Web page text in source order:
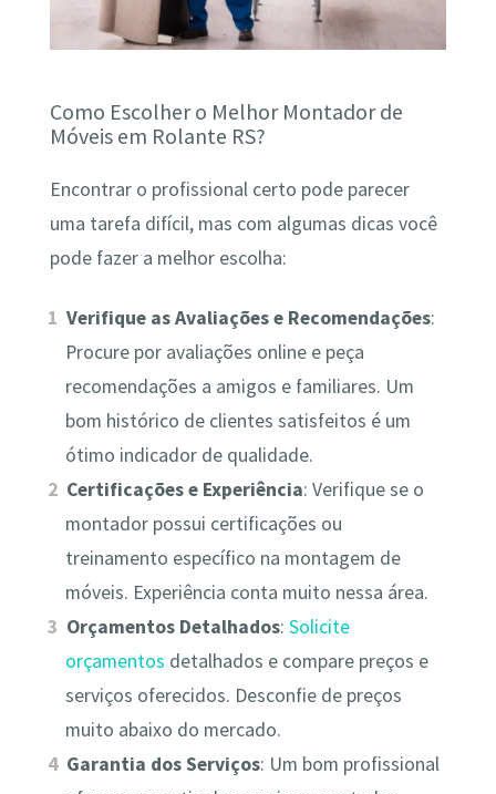
Como Escolher o Melhor Montador de
Móveis em Rolante RS?
Encontrar o profissional certo pode parecer
uma tarefa difícil, mas com algumas dicas você
pode fazer a melhor escolha:
Verifique as Avaliações e Recomendações:
Procure por avaliações online e peça
recomendações a amigos e familiares. Um
bom histórico de clientes satisfeitos é um
ótimo indicador de qualidade.
Certificações e Experiência: Verifique se o
montador possui certificações ou
treinamento específico na montagem de
móveis. Experiência conta muito nessa área.
Orçamentos Detalhados:Solicite
orçamentos detalhados e compare preços e
serviços oferecidos. Desconfie de preços
muito abaixo do mercado.
Garantia dos Serviços: Um bom profissional